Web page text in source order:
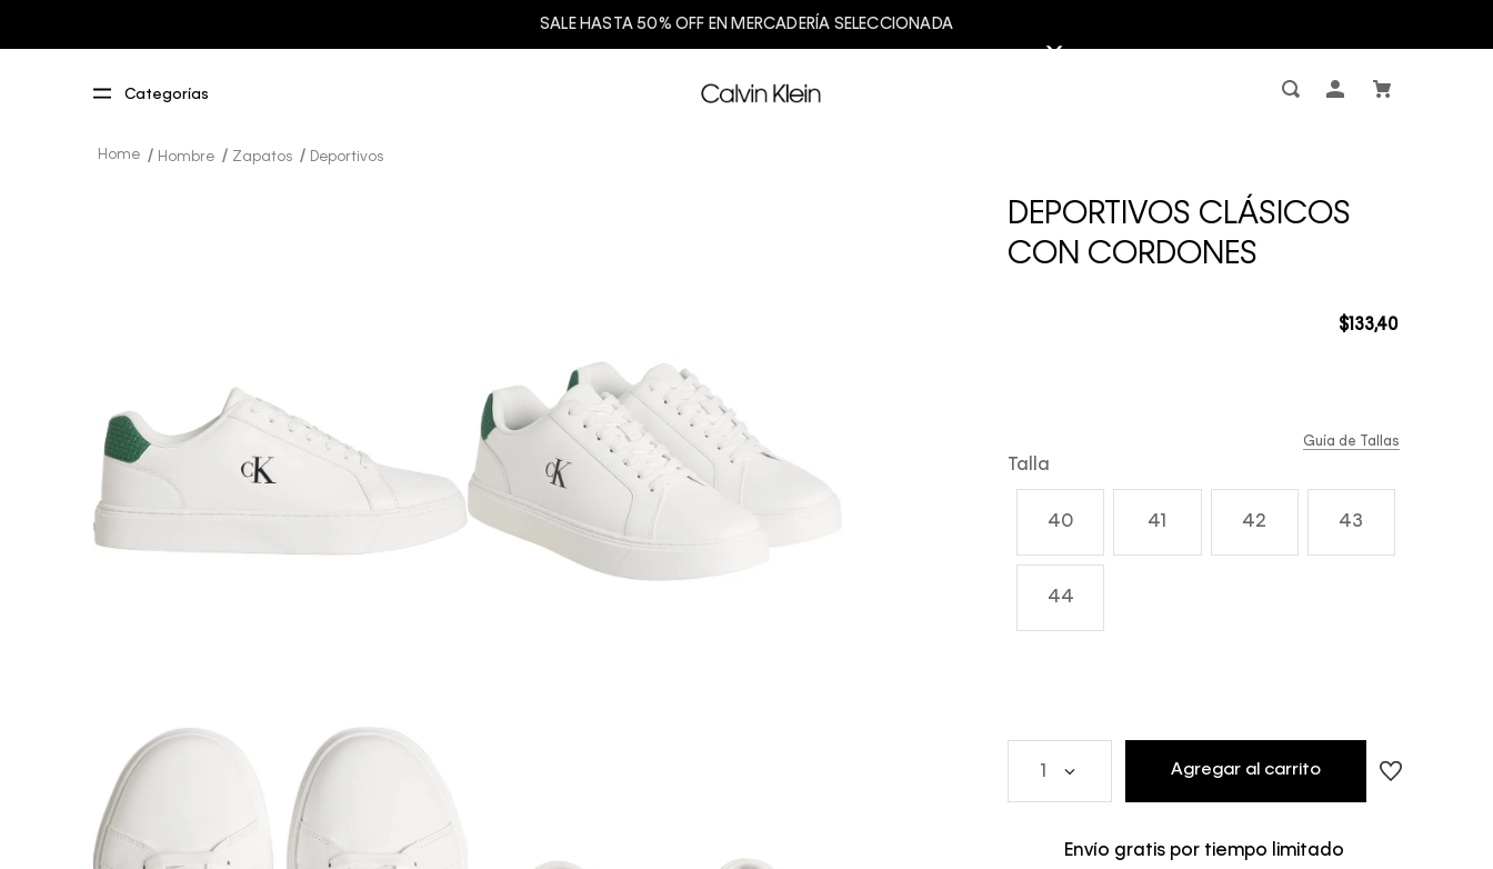
SALE HASTA 50% OFF EN MERCADERÍA SELECCIONADA
Hombre Zapatos Deportivos
DEPORTIVOS CLÁSICOS
CON CORDONES
$133,40
Talla
40 41 42 43
44
Guía de Tallas
Agregar al carrito
Envío gratis por tiempo limitado